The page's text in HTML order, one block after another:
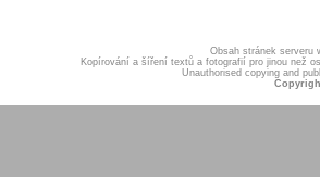
Obsah stránek serveru
Kopírování a šíření textů a fotografií pro jinou než
Unauthorised copying and